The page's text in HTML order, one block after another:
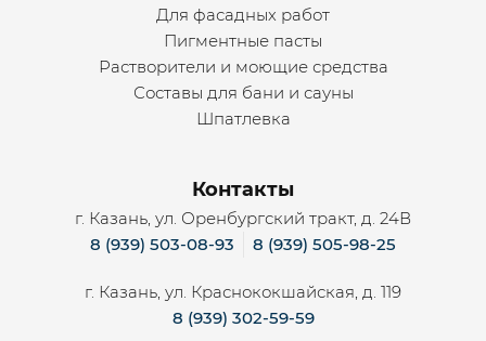
Для фасадных работ
Пигментные пасты
Растворители и моющие средства
Составы для бани и сауны
Шпатлевка
Контакты
г. Казань, ул. Оренбургский тракт, д. 24В
8 (939) 503-08-93
8 (939) 505-98-25
г. Казань, ул. Краснококшайская, д. 119
8 (939) 302-59-59